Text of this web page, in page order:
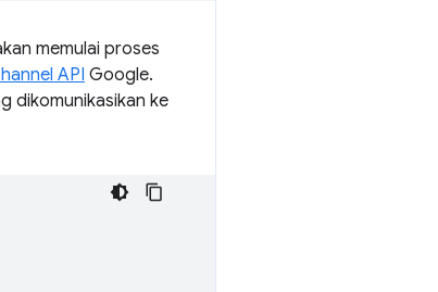
memulai proses
API Google.
dikomunikasikan ke